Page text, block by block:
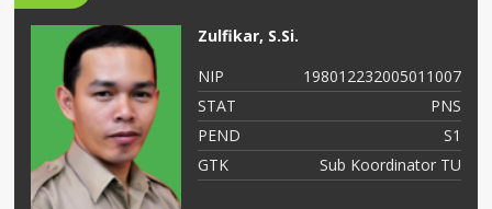
Zulfikar, S.Si.
NIP
198012232005011007
STAT
PNS
PEND
S1
GTK
Sub Koordinator TU